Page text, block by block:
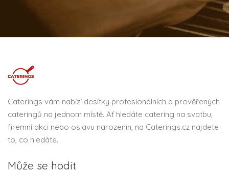
Caterings vám nabízí desítky profesionálních a prověřených
cateringů na jednom místě. Ať hledáte catering na svatbu,
firemní akci nebo oslavu narozenin, na Caterings.cz najdete
to, co hledáte.
Může se hodit